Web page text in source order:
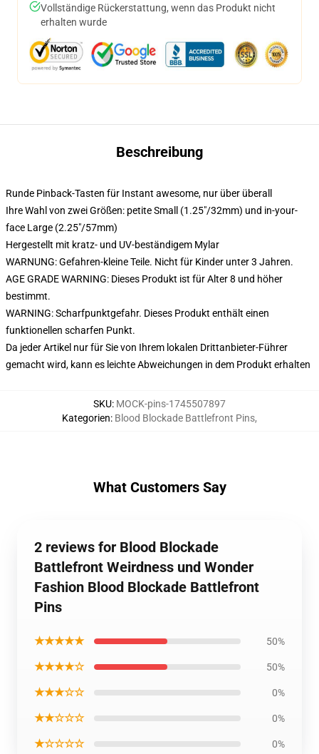
Vollständige Rückerstattung, wenn das Produkt nicht
erhalten wurde
Beschreibung
Runde Pinback-Tasten für Instant awesome, nur über überall
Ihre Wahl von zwei Größen: petite Small (1.25"/32mm) und in-your-
face Large (2.25"/57mm)
Hergestellt mit kratz- und UV-beständigem Mylar
WARNUNG: Gefahren-kleine Teile. Nicht für Kinder unter 3 Jahren.
AGE GRADE WARNING: Dieses Produkt ist für Alter 8 und höher
bestimmt.
WARNING: Scharfpunktgefahr. Dieses Produkt enthält einen
funktionellen scharfen Punkt.
Da jeder Artikel nur für Sie von Ihrem lokalen Drittanbieter-Führer
gemacht wird, kann es leichte Abweichungen in dem Produkt erhalten
SKU: MOCK-pins-1745507897
Kategorien: Blood Blockade Battlefront Pins,
What Customers Say
2 reviews for Blood Blockade
Battlefront Weirdness und Wonder
Fashion Blood Blockade Battlefront
Pins
★★★★★ 50%
★★★★☆ 50%
★★★☆☆ 0%
★★☆☆☆ 0%
★☆☆☆☆ 0%